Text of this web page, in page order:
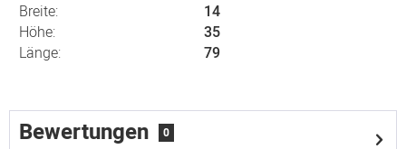
Breite:
14
Höhe:
35
Länge:
79
Bewertungen 0